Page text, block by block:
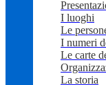
I luoghi
Le
I numeri
Le carte
La storia